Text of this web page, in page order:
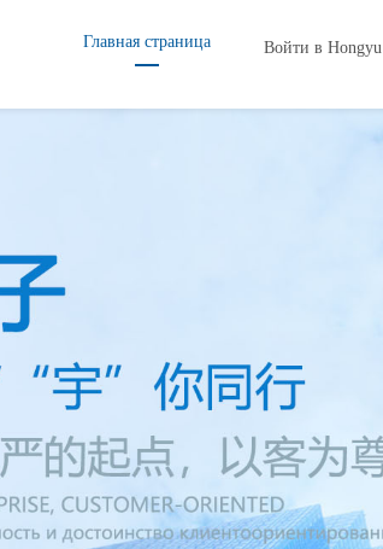
Главная страница Войти в Hongyu